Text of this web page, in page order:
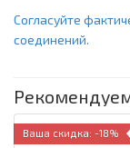
Согласуйте
соединений.
Ваша скидка: -18%